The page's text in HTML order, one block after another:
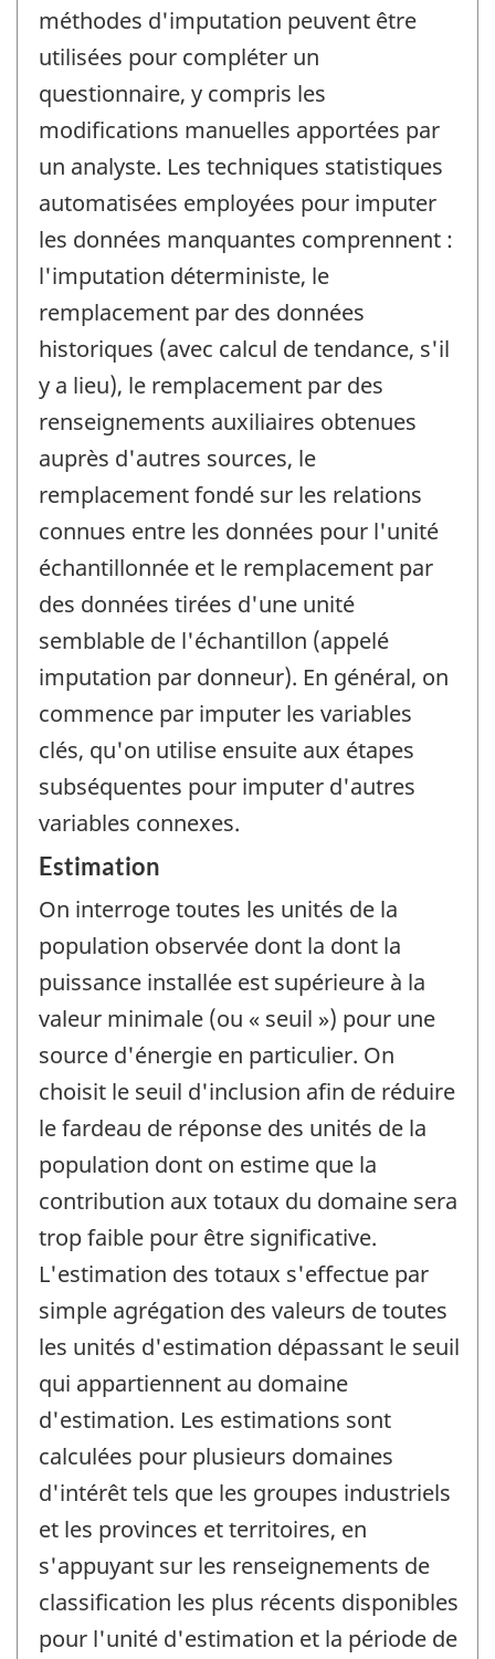
méthodes d'imputation peuvent être
utilisées pour compléter un
questionnaire, y compris les
modifications manuelles apportées par
un analyste. Les techniques statistiques
automatisées employées pour imputer
les données manquantes comprennent :
l'imputation déterministe, le
remplacement par des données
historiques (avec calcul de tendance, s'il
y a lieu), le remplacement par des
renseignements auxiliaires obtenues
auprès d'autres sources, le
remplacement fondé sur les relations
connues entre les données pour l'unité
échantillonnée et le remplacement par
des données tirées d'une unité
semblable de l'échantillon (appelé
imputation par donneur). En général, on
commence par imputer les variables
clés, qu'on utilise ensuite aux étapes
subséquentes pour imputer d'autres
variables connexes.
Estimation
On interroge toutes les unités de la
population observée dont la dont la
puissance installée est supérieure à la
valeur minimale (ou « seuil ») pour une
source d'énergie en particulier. On
choisit le seuil d'inclusion afin de réduire
le fardeau de réponse des unités de la
population dont on estime que la
contribution aux totaux du domaine sera
trop faible pour être significative.
L'estimation des totaux s'effectue par
simple agrégation des valeurs de toutes
les unités d'estimation dépassant le seuil
qui appartiennent au domaine
d'estimation. Les estimations sont
calculées pour plusieurs domaines
d'intérêt tels que les groupes industriels
et les provinces et territoires, en
s'appuyant sur les renseignements de
classification les plus récents disponibles
pour l'unité d'estimation et la période de